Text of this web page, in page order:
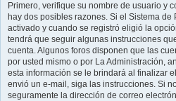
Primero, verifique su nombre de usuario y
hay dos posibles razones. Si el Sistema de
activado y cuando se registró eligió la
tendrá que seguir algunas instrucciones
cuenta. Algunos foros disponen que las
por usted mismo o por La Administración,
esta información se le brindará al finalizar
envió un e-mail, siga las instrucciones. Si
seguramente la dirección de correo